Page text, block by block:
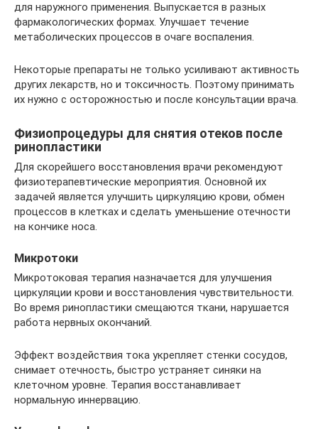
для наружного применения. Выпускается в разных
фармакологических формах. Улучшает течение
метаболических процессов в очаге воспаления.
Некоторые препараты не только усиливают активность
других лекарств, но и токсичность. Поэтому принимать
их нужно с осторожностью и после консультации врача.
Физиопроцедуры для снятия отеков после
ринопластики
Для скорейшего восстановления врачи рекомендуют
физиотерапевтические мероприятия. Основной их
задачей является улучшить циркуляцию крови, обмен
процессов в клетках и сделать уменьшение отечности
на кончике носа.
Микротоки
Микротоковая терапия назначается для улучшения
циркуляции крови и восстановления чувствительности.
Во время ринопластики смещаются ткани, нарушается
работа нервных окончаний.
Эффект воздействия тока укрепляет стенки сосудов,
снимает отечность, быстро устраняет синяки на
клеточном уровне. Терапия восстанавливает
нормальную иннервацию.